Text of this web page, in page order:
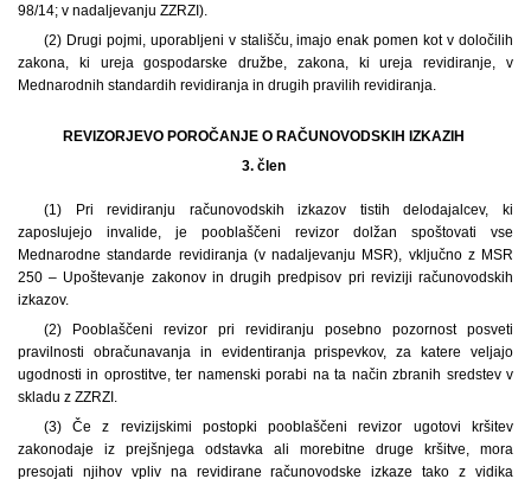
98/14; v nadaljevanju ZZRZI).
(2) Drugi pojmi, uporabljeni v stališču, imajo enak pomen kot v določilih
zakona, ki ureja gospodarske družbe, zakona, ki ureja revidiranje, v
Mednarodnih standardih revidiranja in drugih pravilih revidiranja.
REVIZORJEVO POROČANJE O RAČUNOVODSKIH IZKAZIH
3. člen
(1) Pri revidiranju računovodskih izkazov tistih delodajalcev, ki
zaposlujejo invalide, je pooblaščeni revizor dolžan spoštovati vse
Mednarodne standarde revidiranja (v nadaljevanju MSR), vključno z MSR
250 – Upoštevanje zakonov in drugih predpisov pri reviziji računovodskih
izkazov.
(2) Pooblaščeni revizor pri revidiranju posebno pozornost posveti
pravilnosti obračunavanja in evidentiranja prispevkov, za katere veljajo
ugodnosti in oprostitve, ter namenski porabi na ta način zbranih sredstev v
skladu z ZZRZI.
(3) Če z revizijskimi postopki pooblaščeni revizor ugotovi kršitev
zakonodaje iz prejšnjega odstavka ali morebitne druge kršitve, mora
presojati njihov vpliv na revidirane računovodske izkaze tako z vidika